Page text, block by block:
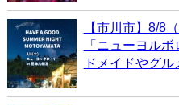
【市川市】8/8
「ニューヨル
ドメイドやグ